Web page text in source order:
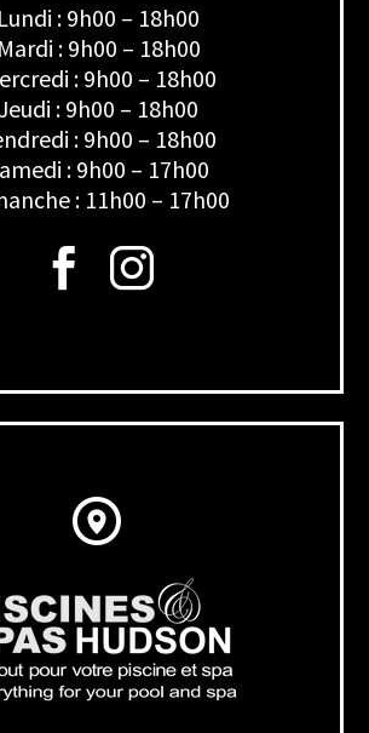
Lundi : 9h00 – 18h00
Mardi : 9h00 – 18h00
: 9h00 – 18h00
: 9h00 – 18h00
: 9h00 – 18h00
: 9h00 – 17h00
: 11h00 – 17h00

